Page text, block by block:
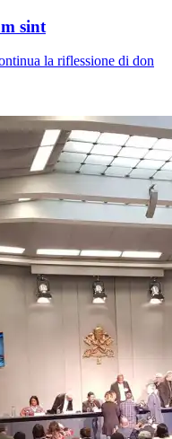
sint
la riflessione di don